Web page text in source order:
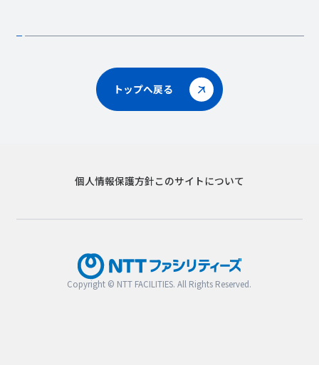
トップへ戻る
個人情報保護方針このサイトについて
Copyright © NTT FACILITIES. All Rights Reserved.